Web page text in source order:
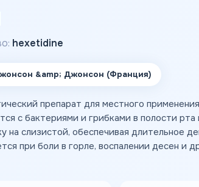
hexetidine
&amp; Джонсон (Франция)
препарат для местного
с бактериями и грибками в полости рта
на слизистой, обеспечивая длительное
при боли в горле, воспалении десен и